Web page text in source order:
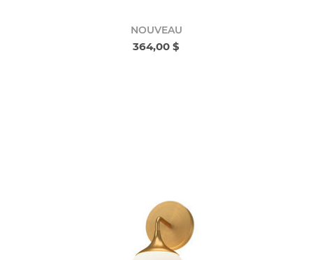
NOUVEAU
364,00 $